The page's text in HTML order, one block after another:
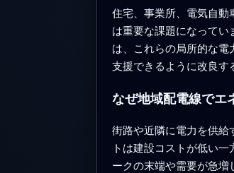
住宅、事業所、電気自動
は重要な課題になって
は、これらの局所的な
支援できるように改良す
なぜ地域配電線でエ
街路や近隣に電力を供給
トは建設コストが低い
ークの末端や需要が急増